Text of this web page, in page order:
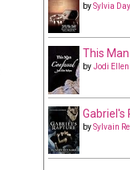
bySylvia Day
This
byJodi
Gabriel's
bySylvain